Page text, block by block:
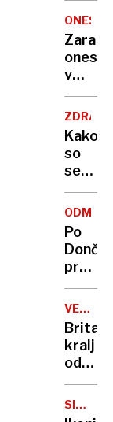
da je
to v
moji
sploh
Zaradi
v
delu
voda
Kako
so
se
cilji
vlade
Po
Karma
je
psica,
Nico
pa
njen
sin
VELIKA
kralj
zaradi
SIMBOL